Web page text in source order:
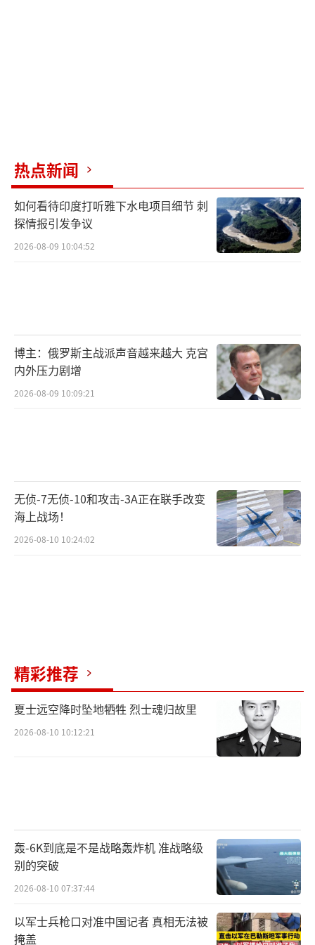
墨西哥外交部24日晚些时候在一份声明中
说，墨西哥与美国有着良好的关系，并在移民
事务上合作，在遣返问题上，墨西哥将永远张
开双臂接受墨西哥人回到自己的领土。墨西哥
官员没有说明拒绝美军机降落的原因。（责任编
热点新闻
如何看待印度打听雅下水电项目细节 刺
探情报引发争议
2026-08-09 10:04:52
博主：俄罗斯主战派声音越来越大 克宫
内外压力剧增
2026-08-09 10:09:21
无侦-7无侦-10和攻击-3A正在联手改变
海上战场！
2026-08-10 10:24:02
精彩推荐
夏士远空降时坠地牺牲 烈士魂归故里
2026-08-10 10:12:21
轰-6K到底是不是战略轰炸机 准战略级
别的突破
2026-08-10 07:37:44
以军士兵枪口对准中国记者 真相无法被
掩盖